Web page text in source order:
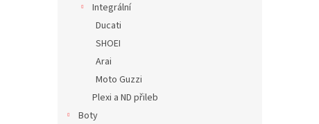
Integrální
Ducati
SHOEI
Arai
Moto Guzzi
Plexi a ND přileb
Boty